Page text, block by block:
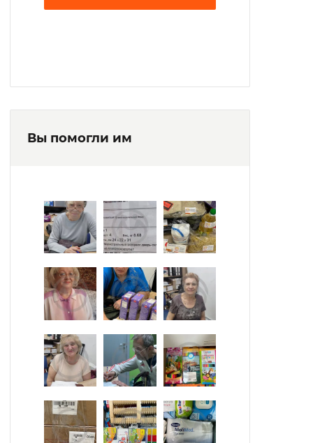
Вы помогли им